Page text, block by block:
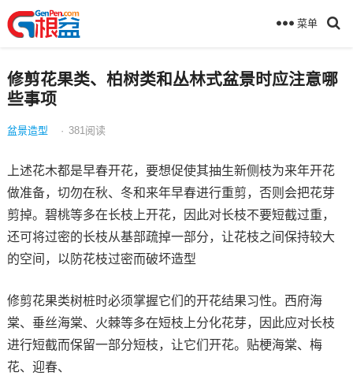
菜单
修剪花果类、柏树类和丛林式盆景时应注意哪
些事项
盆景造型 · 381 阅读
上述花木都是早春开花，要想促使其抽生新侧枝为来年开花
做准备，切勿在秋、冬和来年早春进行重剪，否则会把花芽
剪掉。碧桃等多在长枝上开花，因此对长枝不要短截过重，
还可将过密的长枝从基部疏掉一部分，让花枝之间保持较大
的空间，以防花枝过密而破坏造型
修剪花果类树桩时必须掌握它们的开花结果习性。西府海
棠、垂丝海棠、火棘等多在短枝上分化花芽，因此应对长枝
进行短截而保留一部分短枝，让它们开花。贴梗海棠、梅
花、迎春、